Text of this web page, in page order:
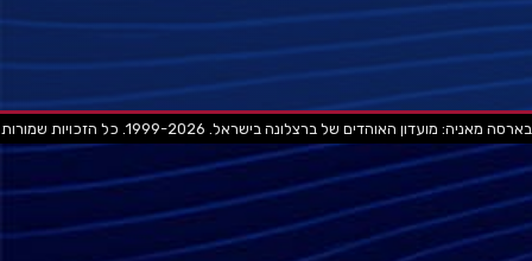
בארסה מאניה: מועדון האוהדים של ברצלונה בישראל. 1999-2026. כל הזכויות שמורות